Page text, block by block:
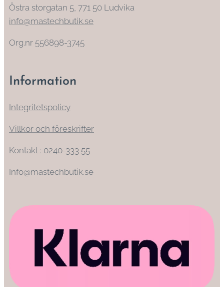
Östra storgatan 5, 771 50 Ludvika
info@mastechbutik.se
Org.nr 556898-3745
Information
Integritetspolicy
Villkor och föreskrifter
Kontakt : 0240-333 55
Info@mastechbutik.se